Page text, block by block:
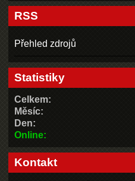
RSS
Přehled zdrojů
Statistiky
Online:
Celkem:
Měsíc:
Den:
Kontakt